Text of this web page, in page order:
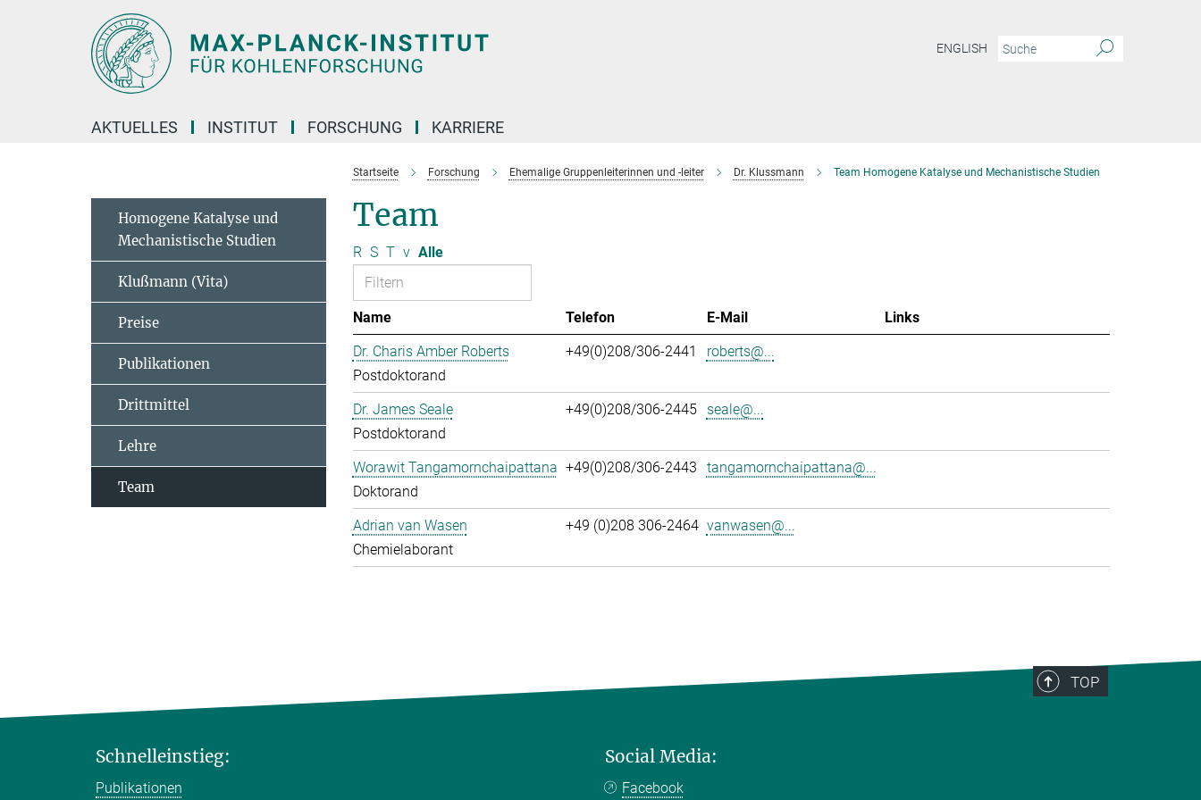
ENGLISH
AKTUELLES INSTITUT FORSCHUNG KARRIERE
Startseite Forschung Ehemalige Gruppenleiterinnen und -leiter Dr. Klussmann Team Homogene Katalyse und Mechanistische Studien
Team
R S T v Alle
Name Telefon E-Mail
Links
Dr. Charis Amber Roberts
Postdoktorand
+49(0)208/306-2441 roberts@...
Dr. James Seale
Postdoktorand
+49(0)208/306-2445 seale@...
Worawit Tangamornchaipattana
Doktorand
+49(0)208/306-2443 tangamornchaipattana@...
Adrian van Wasen
Chemielaborant
+49 (0)208 306-2464 vanwasen@...
Homogene Katalyse und
Mechanistische Studien
Klußmann (Vita)
Preise
Publikationen
Drittmittel
Lehre
Team
TOP
Schnelleinstieg:
Publikationen
Social Media:
Facebook